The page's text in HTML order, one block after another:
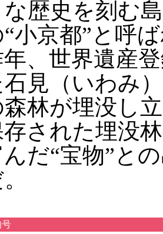
な歴史を刻む
小京都”と呼
年、世界遺産
石見（いわみ
森林が埋没し
された埋没
だ“宝物”と
号